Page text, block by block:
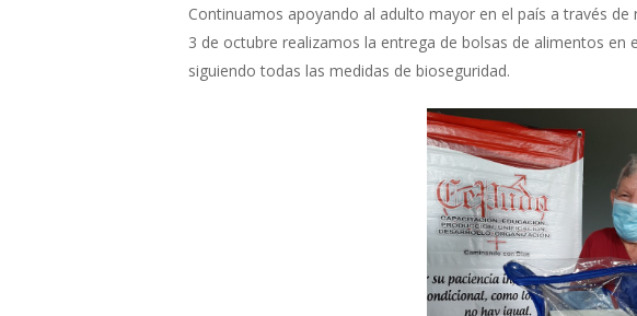
Continuamos apoyando al adulto mayor en el país a través
3 de octubre realizamos la entrega de bolsas de alimentos
siguiendo todas las medidas de bioseguridad.